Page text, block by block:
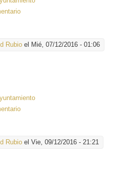
Rubio el Mié, 07/12/2016 - 01:06
Rubio el Vie, 09/12/2016 - 21:21